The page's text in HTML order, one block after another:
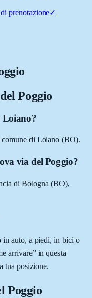
prenotazione✓
Poggio
Loiano?
di Loiano (BO).
via del Poggio?
di Bologna (BO),
in auto, a piedi, in bici o
arrivare” in questa
tua posizione.
Poggio